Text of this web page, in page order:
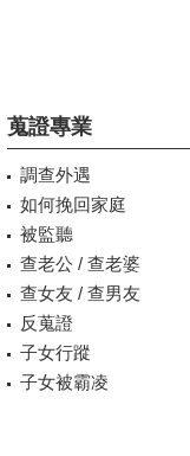
蒐證專業
調查外遇
如何挽回家庭
被監聽
查老公 / 查老婆
查女友 / 查男友
反蒐證
子女行蹤
子女被霸凌